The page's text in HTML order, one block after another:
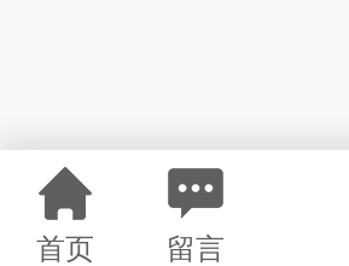
首页 留言